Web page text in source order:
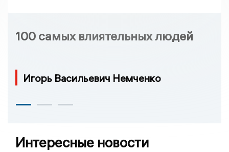
100 самых влиятельных людей
Игорь Васильевич Немченко
Интересные новости